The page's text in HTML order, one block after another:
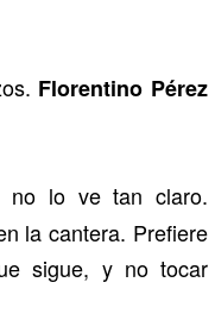
Florentino Pérez
no lo ve tan claro.
la cantera. Prefiere
sigue, y no tocar